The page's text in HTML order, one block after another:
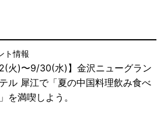
ト情報
2(火)〜9/30(水)】金沢ニューグラン
ル 犀江で「夏の中国料理飲み食べ
を満喫しよう。